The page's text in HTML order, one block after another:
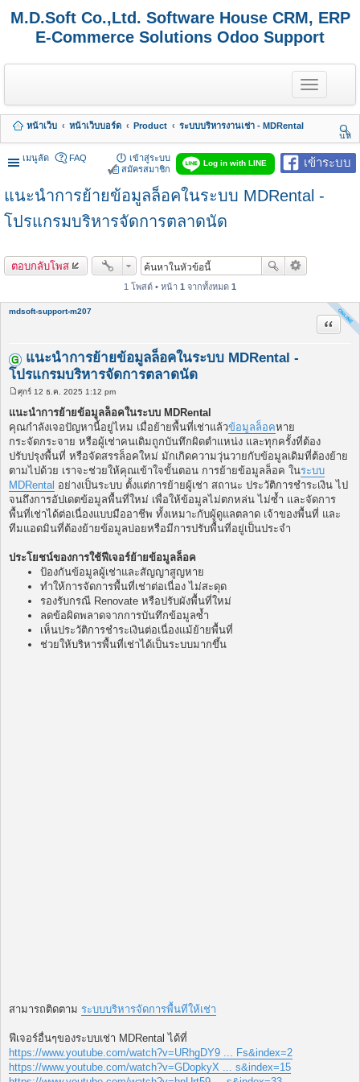
M.D.Soft Co.,Ltd. Software House CRM, ERP
E-Commerce Solutions Odoo Support
T
o
g
e
n
a
i
g
หน้าเว็บ หน้าเว็บบอร์ด Product
ระบบบริหารงานเช่า - MDRental
นห
า
เมนูลัด
เข้าระบบ
Log in with LINE
FAQ
เข้าสู่ระบบ
สมัครสมาชิก
แนะนำการย้ายข้อมูลล็อคในระบบ MDRental -
โปรแกรมบริหารจัดการตลาดนัด
ตอบกลับโพส
1 โพสต์ • หน้า 1 จากทั้งหมด 1
mdsoft-support-m207
แนะนำการย้ายข้อมูลล็อคในระบบ MDRental -
โปรแกรมบริหารจัดการตลาดนัด
อ้างคำ
โ
พ
ส
ต์
ศุกร์ 12 ธ.ค. 2025 1:12 pm
แนะนำการย้ายข้อมูลล็อคในระบบ MDRental
คุณกำลังเจอปัญหานี้อยู่ไหม เมื่อย้ายพื้นที่เช่าแล้วข้อมูลล็อคหาย
กระจัดกระจาย หรือผู้เช่าคนเดิมถูกบันทึกผิดตำแหน่ง และทุกครั้งที่ต้อง
ปรับปรุงพื้นที่ หรือจัดสรรล็อคใหม่ มักเกิดความวุ่นวายกับข้อมูลเดิมที่ต้องย้าย
ตามไปด้วย เราจะช่วยให้คุณเข้าใจขั้นตอน การย้ายข้อมูลล็อค ในระบบ
MDRental อย่างเป็นระบบ ตั้งแต่การย้ายผู้เช่า สถานะ ประวัติการชำระเงิน ไป
จนถึงการอัปเดตข้อมูลพื้นที่ใหม่ เพื่อให้ข้อมูลไม่ตกหล่น ไม่ซ้ำ และจัดการ
พื้นที่เช่าได้ต่อเนื่องแบบมืออาชีพ ทั้งเหมาะกับผู้ดูแลตลาด เจ้าของพื้นที่ และ
ทีมแอดมินที่ต้องย้ายข้อมูลบ่อยหรือมีการปรับพื้นที่อยู่เป็นประจำ
ประโยชน์ของการใช้ฟีเจอร์ย้ายข้อมูลล็อค
ป้องกันข้อมูลผู้เช่าและสัญญาสูญหาย
ทำให้การจัดการพื้นที่เช่าต่อเนื่อง ไม่สะดุด
รองรับกรณี Renovate หรือปรับผังพื้นที่ใหม่
ลดข้อผิดพลาดจากการบันทึกข้อมูลซ้ำ
เห็นประวัติการชำระเงินต่อเนื่องแม้ย้ายพื้นที่
ช่วยให้บริหารพื้นที่เช่าได้เป็นระบบมากขึ้น
สามารถติดตาม ระบบบริหารจัดการพื้นทีให้เช่า
ฟีเจอร์อื่นๆของระบบเช่า MDRental ได้ที่
https://www.youtube.com/watch?v=URhgDY9 ... Fs&index=2
https://www.youtube.com/watch?v=GDopkyX ... s&index=15